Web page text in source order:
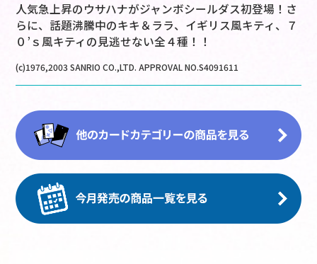
人気急上昇のウサハナがジャンボシールダス初登場！さ
らに、話題沸騰中のキキ＆ララ、イギリス風キティ、７
０’ｓ風キティの見逃せない全４種！！
(c)1976,2003 SANRIO CO.,LTD. APPROVAL NO.S4091611